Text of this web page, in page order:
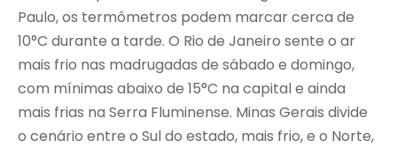
Paulo, os termômetros podem marcar cerca de
10°C durante a tarde. O Rio de Janeiro sente o ar
mais frio nas madrugadas de sábado e domingo,
com mínimas abaixo de 15°C na capital e ainda
mais frias na Serra Fluminense. Minas Gerais divide
o cenário entre o Sul do estado, mais frio, e o Norte,